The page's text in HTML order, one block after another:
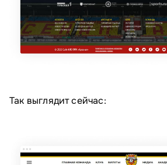
Так выглядит сейчас: